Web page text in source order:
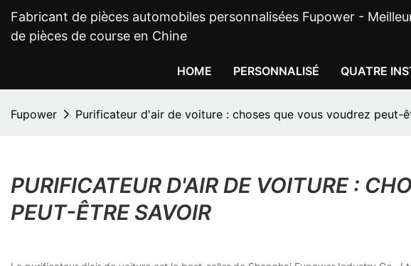
Fabricant de pièces automobiles personnalisées Fupower -
de pièces de course en Chine
HOME PERSONNALISÉ QUATRE
Fupower Purificateur d'air de voiture : choses que vous voudrez peut-
PURIFICATEUR D'AIR DE VOITURE :
PEUT-ÊTRE SAVOIR